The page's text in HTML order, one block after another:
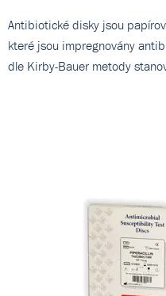
Antibiotické disky jsou
které jsou impregnovány
dle Kirby-Bauer metody